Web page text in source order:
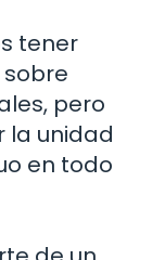
tener
pero
la unidad
en todo